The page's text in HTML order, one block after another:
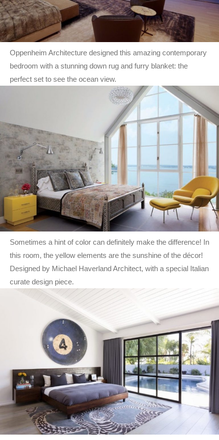
Oppenheim Architecture designed this amazing contemporary
bedroom with a stunning down rug and furry blanket: the
perfect set to see the ocean view.
Sometimes a hint of color can definitely make the difference! In
this room, the yellow elements are the sunshine of the décor!
Designed by Michael Haverland Architect, with a special Italian
curate design piece.